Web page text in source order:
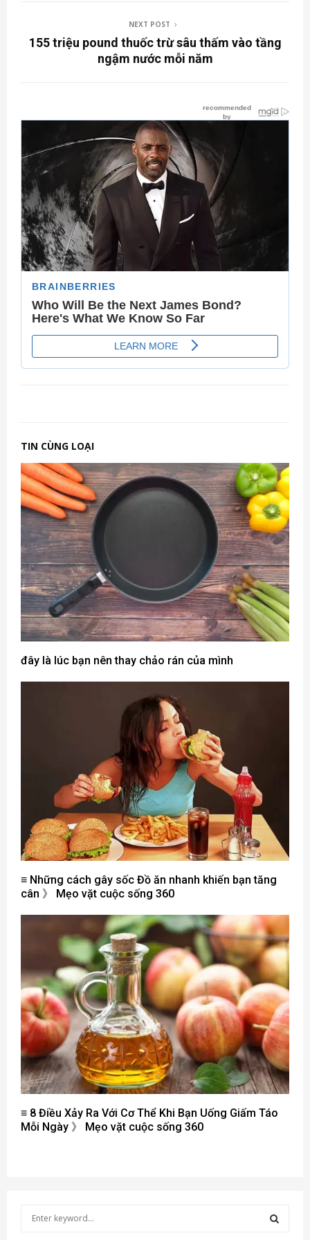
NEXT POST
155 triệu pound thuốc trừ sâu thấm vào tầng
ngậm nước mỗi năm
TIN CÙNG LOẠI
đây là lúc bạn nên thay chảo rán của mình
≡ Những cách gây sốc Đồ ăn nhanh khiến bạn tăng
cân 》 Mẹo vặt cuộc sống 360
≡ 8 Điều Xảy Ra Với Cơ Thể Khi Bạn Uống Giấm Táo
Mỗi Ngày 》 Mẹo vặt cuộc sống 360